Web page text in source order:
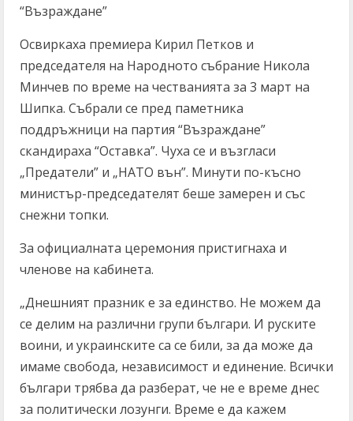
“Възраждане”
Освиркаха премиера Кирил Петков и
председателя на Народното събрание Никола
Минчев по време на честванията за 3 март на
Шипка. Събрали се пред паметника
поддръжници на партия “Възраждане”
скандираха “Оставка”. Чуха се и възгласи
„Предатели” и „НАТО вън”. Минути по-късно
министър-председателят беше замерен и със
снежни топки.
За официалната церемония пристигнаха и
членове на кабинета.
„Днешният празник е за единство. Не можем да
се делим на различни групи българи. И руските
воини, и украинските са се били, за да може да
имаме свобода, независимост и единение. Всички
българи трябва да разберат, че не е време днес
за политически лозунги. Време е да кажем